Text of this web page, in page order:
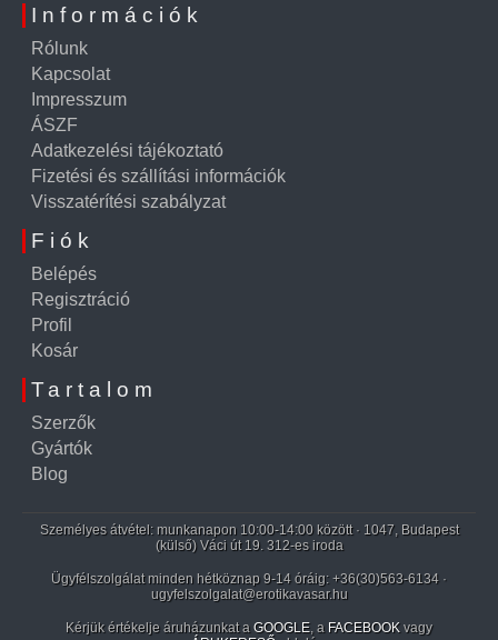
Információk
Rólunk
Kapcsolat
Impresszum
ÁSZF
Adatkezelési tájékoztató
Fizetési és szállítási információk
Visszatérítési szabályzat
Fiók
Belépés
Regisztráció
Profil
Kosár
Tartalom
Szerzők
Gyártók
Blog
Személyes átvétel: munkanapon 10:00-14:00 között · 1047, Budapest
(külső) Váci út 19. 312-es iroda
Ügyfélszolgálat minden hétköznap 9-14 óráig: +36(30)563-6134 ·
ugyfelszolgalat@erotikavasar.hu
Kérjük értékelje áruházunkat a GOOGLE, a FACEBOOK vagy